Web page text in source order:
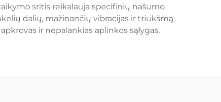
sritis reikalauja specifinių našumo
dalių, mažinančių vibracijas ir triukšmą,
ir nepalankias aplinkos sąlygas.